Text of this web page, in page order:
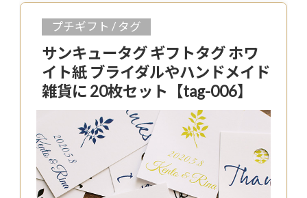
プチギフト / タグ
サンキュータグ ギフトタグ ホワ
イト紙 ブライダルやハンドメイド
雑貨に 20枚セット【tag-006】